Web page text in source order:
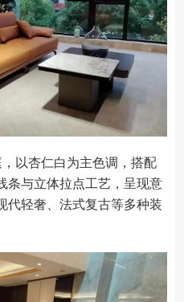
以杏仁白为主色调，搭配
条与立体拉点工艺，呈现意
代轻奢、法式复古等多种装